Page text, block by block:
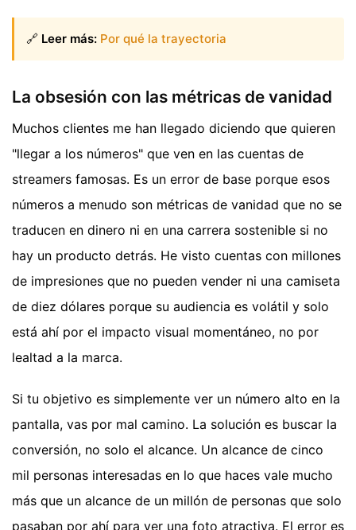
🔗 Leer más: Por qué la trayectoria
La obsesión con las métricas de vanidad
Muchos clientes me han llegado diciendo que quieren
"llegar a los números" que ven en las cuentas de
streamers famosas. Es un error de base porque esos
números a menudo son métricas de vanidad que no se
traducen en dinero ni en una carrera sostenible si no
hay un producto detrás. He visto cuentas con millones
de impresiones que no pueden vender ni una camiseta
de diez dólares porque su audiencia es volátil y solo
está ahí por el impacto visual momentáneo, no por
lealtad a la marca.
Si tu objetivo es simplemente ver un número alto en la
pantalla, vas por mal camino. La solución es buscar la
conversión, no solo el alcance. Un alcance de cinco
mil personas interesadas en lo que haces vale mucho
más que un alcance de un millón de personas que solo
pasaban por ahí para ver una foto atractiva. El error es